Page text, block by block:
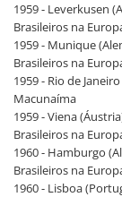
1959 - Leverkusen
Brasileiros na
1959 - Munique
Brasileiros na
1959 - Rio de
Macunaíma
1959 - Viena
Brasileiros na
1960 - Hamburgo
Brasileiros na
1960 - Lisboa